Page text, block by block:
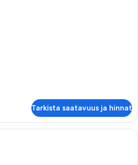
Tarkista saatavuus ja hinnat